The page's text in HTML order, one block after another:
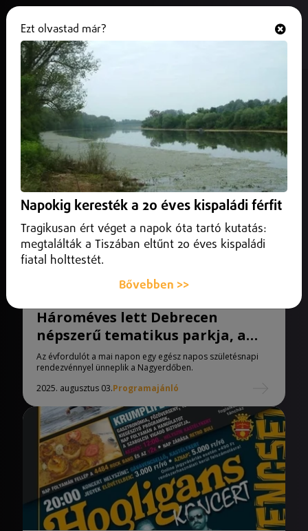
Programajánló
Hároméves lett Debrecen
népszerű tematikus parkja, a
Sziget-kék!
Az évfordulót a mai napon egy egész napos születésnapi
rendezvénnyel ünneplik a Nagyerdőben.
2025. augusztus 03.Programajánló
Ezt olvastad már?
Napokig keresték a 20 éves kispaládi férfit
Tragikusan ért véget a napok óta tartó kutatás:
megtalálták a Tiszában eltűnt 20 éves kispaládi
fiatal holttestét.
Bővebben >>